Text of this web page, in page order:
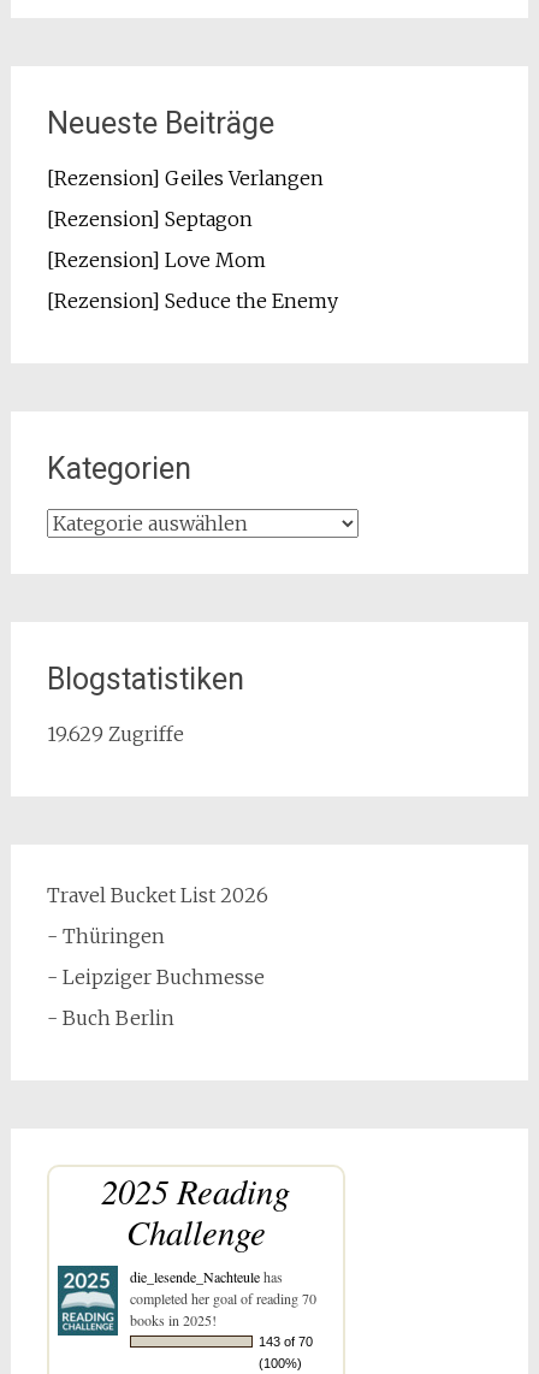
Neueste Beiträge
[Rezension] Geiles Verlangen
[Rezension] Septagon
[Rezension] Love Mom
[Rezension] Seduce the Enemy
Kategorien
Kategorien
Blogstatistiken
19.629 Zugriffe
Travel Bucket List 2026
- Thüringen
- Leipziger Buchmesse
- Buch Berlin
2025 Reading
Challenge
die_lesende_Nachteulehas
completed her goal of reading 70
books in 2025!
143 of 70
(100%)